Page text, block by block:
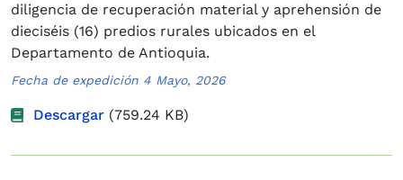
diligencia de recuperación material y aprehensión de
dieciséis (16) predios rurales ubicados en el
Departamento de Antioquia.
Fecha de expedición 4 Mayo, 2026
Descargar (759.24 KB)